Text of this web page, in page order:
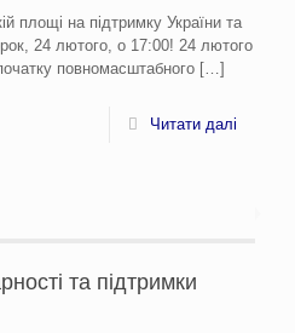
площі на підтримку України та
24 лютого, о 17:00! 24 лютого
повномасштабного[…]
Читати далі
та підтримки